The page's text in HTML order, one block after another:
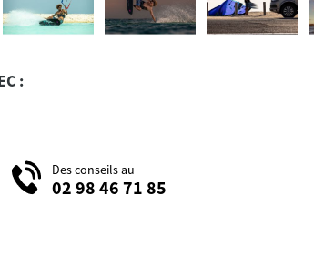
:
Des conseils au
02 98 46 71 85